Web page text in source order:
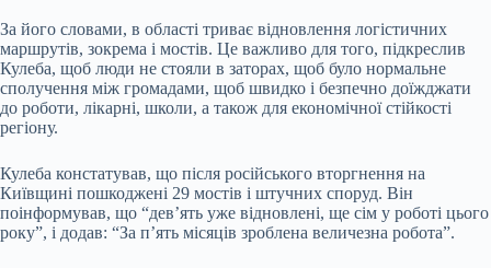
За його словами, в області триває відновлення логістичних
маршрутів, зокрема і мостів. Це важливо для того, підкреслив
Кулеба, щоб люди не стояли в заторах, щоб було нормальне
сполучення між громадами, щоб швидко і безпечно доїжджати
до роботи, лікарні, школи, а також для економічної стійкості
регіону.
Кулеба констатував, що після російського вторгнення на
Київщині пошкоджені 29 мостів і штучних споруд. Він
поінформував, що “дев’ять уже відновлені, ще сім у роботі цього
року”, і додав: “За пʼять місяців зроблена величезна робота”.